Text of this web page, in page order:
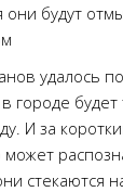
они будут
удалось
городе
И за
может
стекаются